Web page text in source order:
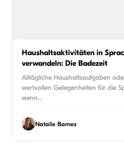
Haushaltsaktivitäten in
verwandeln: Die Badezeit
Alltägliche Haushaltsaufgaben
wertvollen Gelegenheiten für die
wenn…
Natalie Barnes